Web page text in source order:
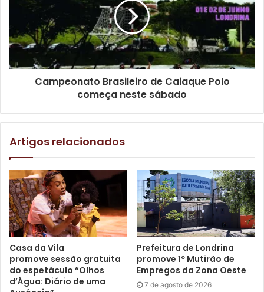
Campeonato Brasileiro de Caiaque Polo
começa neste sábado
Artigos relacionados
Casa da Vila
promove sessão gratuita
do espetáculo “Olhos
d’Água: Diário de uma
Prefeitura de Londrina
promove 1º Mutirão de
Empregos da Zona Oeste
7 de agosto de 2026